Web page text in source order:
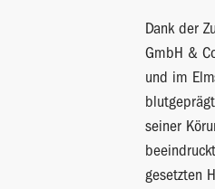
Dank der
GmbH &
und im
seiner
gesetzten